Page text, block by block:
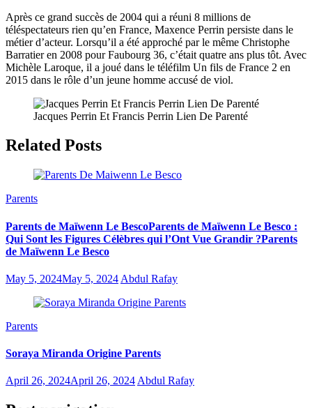
Après ce grand succès de 2004 qui a réuni 8 millions de
téléspectateurs rien qu’en France, Maxence Perrin persiste dans le
métier d’acteur. Lorsqu’il a été approché par le même Christophe
Barratier en 2008 pour Faubourg 36, c’était quatre ans plus tôt. Avec
Michèle Laroque, il a joué dans le téléfilm Un fils de France 2 en
2015 dans le rôle d’un jeune homme accusé de viol.
Jacques Perrin Et Francis Perrin Lien De Parenté
Related Posts
Parents
Parents de Maïwenn Le BescoParents de Maïwenn Le Besco :
Qui Sont les Figures Célèbres qui l’Ont Vue Grandir ?Parents
de Maïwenn Le Besco
May 5, 2024May 5, 2024 Abdul Rafay
Parents
Soraya Miranda Origine Parents
April 26, 2024April 26, 2024 Abdul Rafay